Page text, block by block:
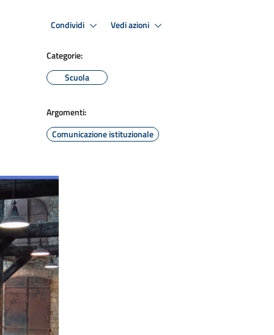
Condividi Vedi azioni
Categorie:
Scuola
Argomenti:
Comunicazione istituzionale